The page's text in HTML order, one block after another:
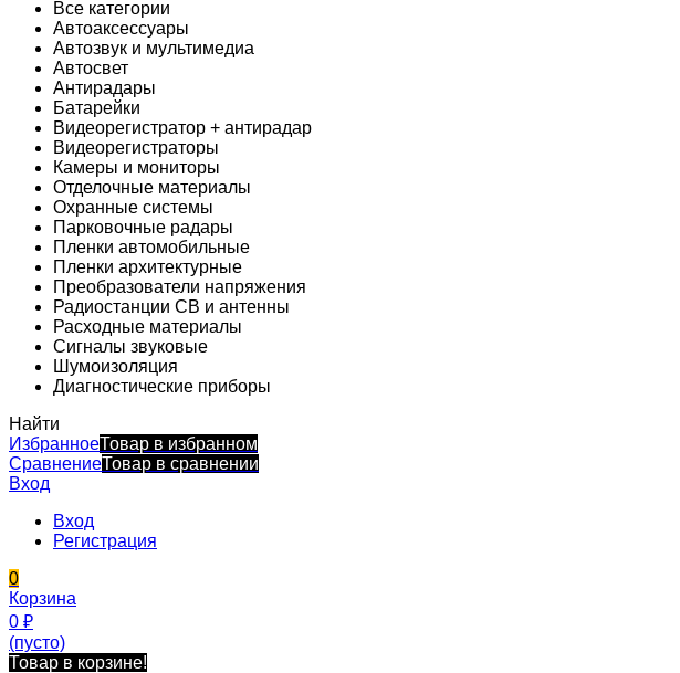
Все категории
Автоаксессуары
Автозвук и мультимедиа
Автосвет
Антирадары
Батарейки
Видеорегистратор + антирадар
Видеорегистраторы
Камеры и мониторы
Отделочные материалы
Охранные системы
Парковочные радары
Пленки автомобильные
Пленки архитектурные
Преобразователи напряжения
Радиостанции CB и антенны
Расходные материалы
Сигналы звуковые
Шумоизоляция
Диагностические приборы
Найти
ИзбранноеТовар в избранном
СравнениеТовар в сравнении
Вход
Вход
Регистрация
0
Корзина
0 ₽
(пусто)
Товар в корзине!